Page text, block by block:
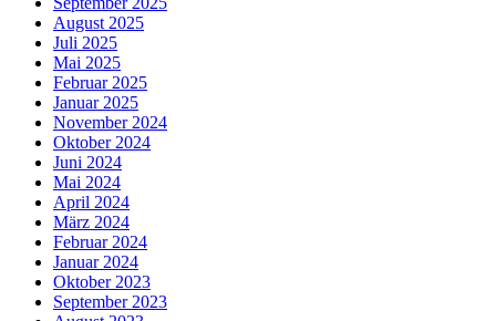
August 2025
Juli 2025
Mai 2025
Februar 2025
Januar 2025
November 2024
Oktober 2024
Juni 2024
Mai 2024
April 2024
März 2024
Februar 2024
Januar 2024
Oktober 2023
September 2023